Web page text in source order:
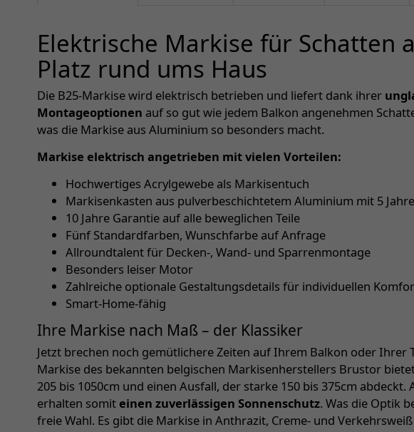
Elektrische Markise für Schatten
Platz rund ums Haus
Die B25-Markise wird elektrisch betrieben und liefert dank ihrer
Montageoptionen auf so gut wie jedem Balkon angenehmen
was die Markise aus Aluminium so besonders macht.
Markise elektrisch angetrieben mit vielen Vorteilen:
Hochwertiges Acrylgewebe als Markisentuch
Markisenkasten aus pulverbeschichtetem Aluminium mit 5
10 Jahre Garantie auf alle beweglichen Teile
Fünf Standardfarben, Wunschfarbe auf Anfrage
Allroundtalent für Decken-, Wand- und Sparrenmontage
Besonders leiser Motor
Zahlreiche optionale Gestaltungsdetails für individuellen
Smart-Home-fähig
Ihre Markise nach Maß – der Klassiker
Jetzt brechen noch gemütlichere Zeiten auf Ihrem Balkon oder Ihrer
Markise des bekannten belgischen Markisenherstellers Brustor
205 bis 1050cm und einen Ausfall, der starke 150 bis 375cm abdeckt.
erhalten somit einen zuverlässigen Sonnenschutz. Was die Optik
freie Wahl. Es gibt die Markise in Anthrazit, Creme- und Verkehrsweiß